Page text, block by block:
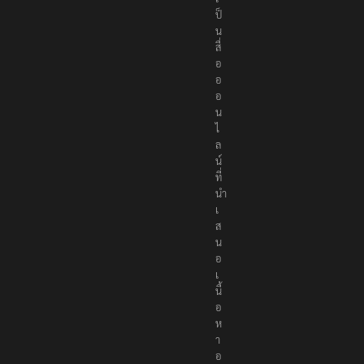
s
เ
ป็
น
สื่
อ
อ
อ
น
ไ
ล
น์
ที่
นำ
เ
ส
น
อ
เ
นื้
อ
ห